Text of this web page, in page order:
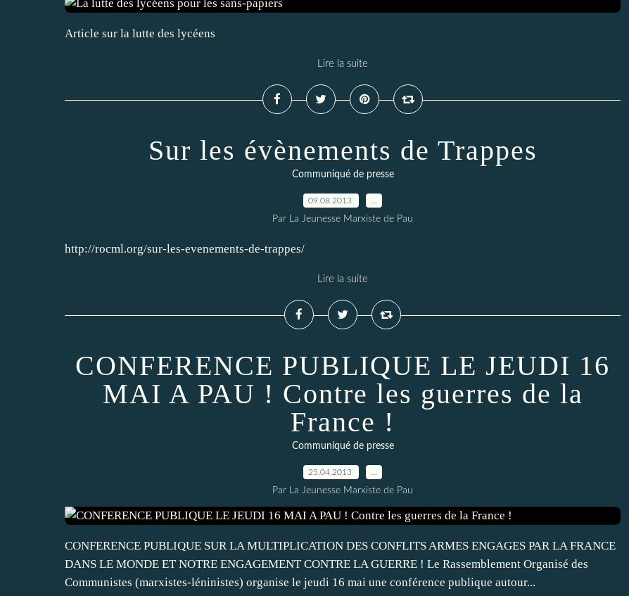
Article sur la lutte des lycéens
Lire la suite
Sur les évènements de Trappes
Communiqué de presse
09.08.2013
Par La Jeunesse Marxiste de Pau
http://rocml.org/sur-les-evenements-de-trappes/
Lire la suite
CONFERENCE PUBLIQUE LE JEUDI 16
MAI A PAU ! Contre les guerres de la
France !
Communiqué de presse
25.04.2013
Par La Jeunesse Marxiste de Pau
CONFERENCE PUBLIQUE SUR LA MULTIPLICATION DES CONFLITS ARMES ENGAGES PAR LA FRANCE
DANS LE MONDE ET NOTRE ENGAGEMENT CONTRE LA GUERRE ! Le Rassemblement Organisé des
Communistes (marxistes-léninistes) organise le jeudi 16 mai une conférence publique autour...